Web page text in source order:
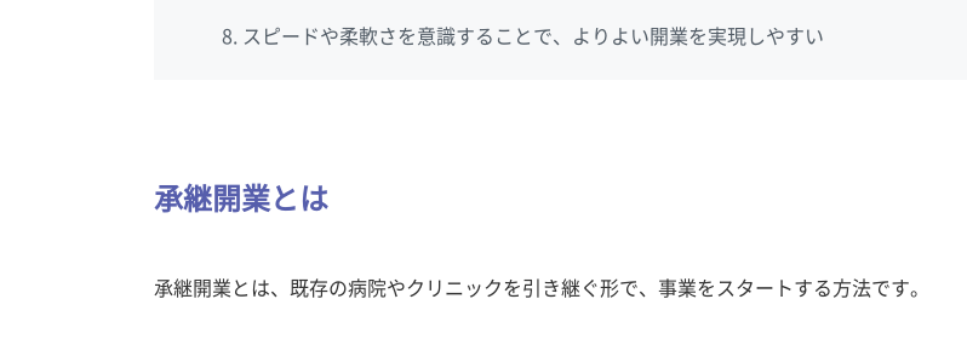
スピードや柔軟さを意識することで、よりよい開業を実現しやすい
承継開業とは
承継開業とは、既存の病院やクリニックを引き継ぐ形で、事業をスタートする方法です。